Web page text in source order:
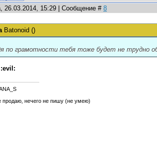
26.03.2014, 15:29 | Сообщение # 8
Batonoid ()
по грамотности тебя тоже будет не трудно
продаю, нечего не пишу (не умею)